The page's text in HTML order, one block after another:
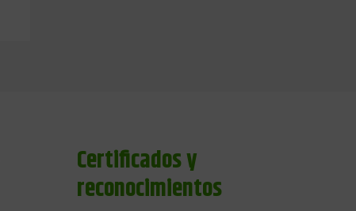
Certificados y
reconocimientos